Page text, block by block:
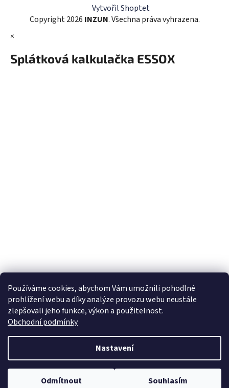
Používáme cookies, abychom Vám umožnili pohodlné
prohlížení webu a díky analýze provozu webu neustále
zlepšovali jeho funkce, výkon a použitelnost.
Obchodní podmínky
Nastavení
Odmítnout Souhlasím
r
v
v
ý
Vytvořil Shoptet
Copyright 2026 INZUN. Všechna práva vyhrazena.
×
Splátková kalkulačka ESSOX